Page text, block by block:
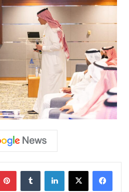
لينكدإن